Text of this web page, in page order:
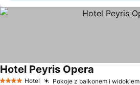
Hotel Pokoje z balkonem i
Hotel Peyris Opera